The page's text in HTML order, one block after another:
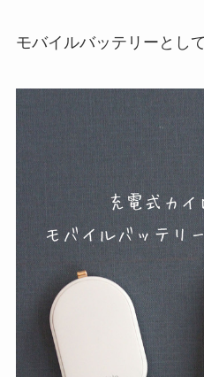
モバイルバッテリーとし